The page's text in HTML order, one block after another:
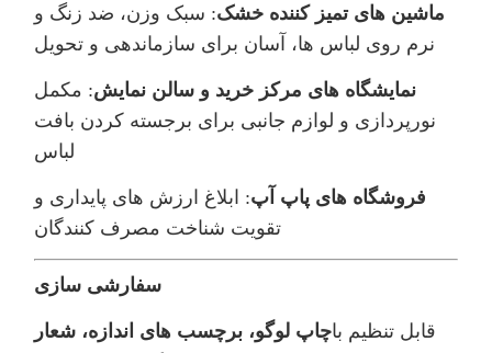
ماشین های تمیز کننده خشک: سبک وزن، ضد زنگ و
نرم روی لباس ها، آسان برای سازماندهی و تحویل
نمایشگاه های مرکز خرید و سالن نمایش: مکمل
نورپردازی و لوازم جانبی برای برجسته کردن بافت
لباس
فروشگاه های پاپ آپ: ابلاغ ارزش های پایداری و
تقویت شناخت مصرف کنندگان
سفارشی سازی
قابل تنظیم باچاپ لوگو، برچسب های اندازه، شعار